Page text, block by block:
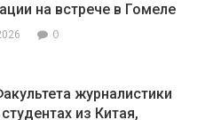
на встрече в Гомеле
0
журналистики
из Китая,